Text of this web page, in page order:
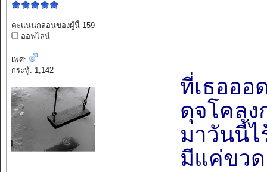
คะแนนกลอนของผู้นี้ 159
ออฟไลน์
เพศ:
กระทู้: 1,142
ที่เธออ
ดุจโคล
มาวันนี้ไ
มีแค่ขว